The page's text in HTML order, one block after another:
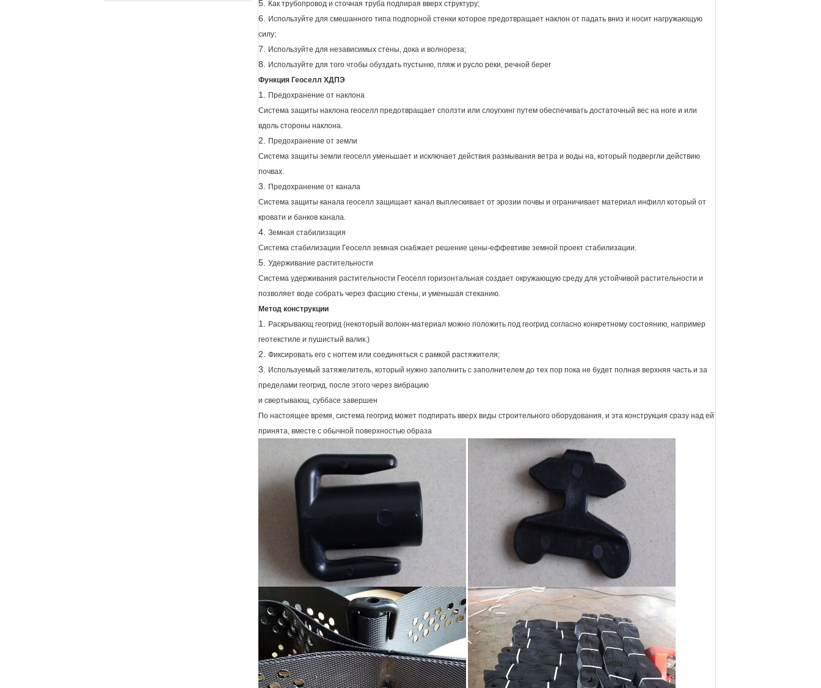
5. Как трубопровод и сточная труба подпирая вверх структуру;
6.
Используйте для смешанного типа подпорной стенки которое предотвращает наклон от падать вниз и носит нагружающую
силу;
7. Используйте для независимых стены, дока и волнореза;
8.
Используйте для того чтобы обуздать пустыню, пляж и русло реки, речной берег
Функция Геоселл ХДПЭ
1.
Предохранение от наклона
Система защиты наклона геоселл предотвращает сползти или слоугхинг путем обеспечивать достаточный вес на ноге и или
вдоль стороны наклона.
2.
Предохранение от земли
Система защиты земли геоселл уменьшает и исключает действия размывания ветра и воды на, который подвергли действию
почвах.
3.
Предохранение от канала
Система защиты канала геоселл защищает канал выплескивает от эрозии почвы и ограничивает материал инфилл который от
кровати и банков канала.
4. Земная стабилизация
Система стабилизации Геоселл земная снабжает решение цены-еффевтиве земной проект стабилизации.
5. Удерживание растительности
Система удерживания растительности Геоселл горизонтальная создает окружающую среду для устойчивой растительности и
позволяет воде собрать через фасцию стены, и уменьшая стеканию.
Метод конструкции
1.
Раскрывающ геогрид (некоторый волокн-материал можно положить под геогрид согласно конкретному состоянию, например
геотекстиле и пушистый валик.)
2. Фиксировать его с ногтем или соединяться с рамкой растяжителя;
3.
Используемый затяжелитель, который нужно заполнить с заполнителем до тех пор пока не будет полная верхняя часть и за
пределами геогрид, после этого через вибрацию
и свертывающ, суббасе завершен
По настоящее время, система геогрид может подпирать вверх виды строительного оборудования, и эта конструкция сразу над ей
принята, вместе с обычной поверхностью образа